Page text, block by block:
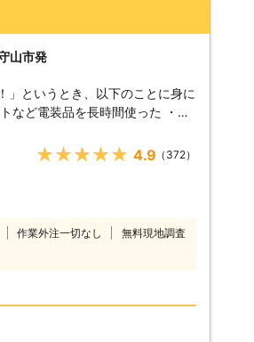
山市発
」というとき、以下のことに身に
ている ・長い間車に乗っていな
ジン始動に駆け付けますので、
ジンがかからないとき「どうし
いかと思います。当店なら最短
★★★★★ 4.9 （372）
作業外注一切なし
無料現地調査